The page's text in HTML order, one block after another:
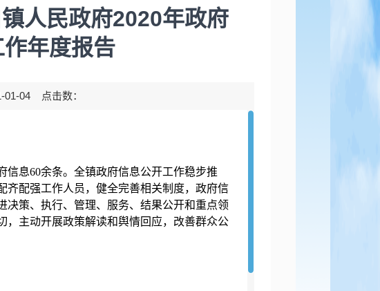
人民政府2020年政府
年度报告
01-04 点击数：
信息60余条。全镇政府信息公开工作稳步推
齐配强工作人员，健全完善相关制度，政府信
决策、执行、管理、服务、结果公开和重点领
，主动开展政策解读和舆情回应，改善群众公